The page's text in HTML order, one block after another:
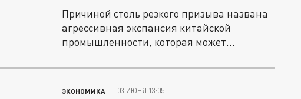
Причиной столь резкого призыва названа
агрессивная экспансия китайской
промышленности, которая может
ЭКОНОМИКА 03 ИЮНЯ 13:05